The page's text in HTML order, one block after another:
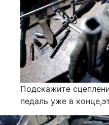
Подскажите
педаль уже в